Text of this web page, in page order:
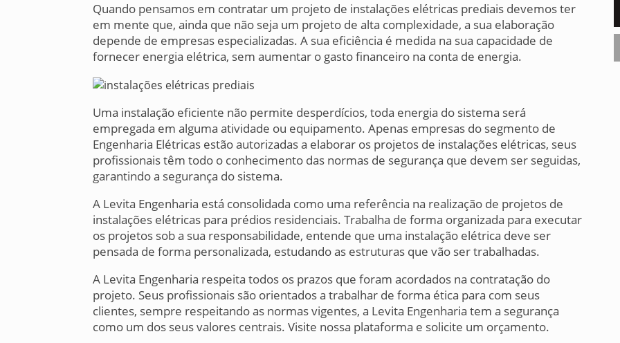
Quando pensamos em contratar um projeto de instalações elétricas prediais devemos ter
em mente que, ainda que não seja um projeto de alta complexidade, a sua elaboração
depende de empresas especializadas. A sua eficiência é medida na sua capacidade de
fornecer energia elétrica, sem aumentar o gasto financeiro na conta de energia.
Uma instalação eficiente não permite desperdícios, toda energia do sistema será
empregada em alguma atividade ou equipamento. Apenas empresas do segmento de
Engenharia Elétricas estão autorizadas a elaborar os projetos de instalações elétricas, seus
profissionais têm todo o conhecimento das normas de segurança que devem ser seguidas,
garantindo a segurança do sistema.
A Levita Engenharia está consolidada como uma referência na realização de projetos de
instalações elétricas para prédios residenciais. Trabalha de forma organizada para executar
os projetos sob a sua responsabilidade, entende que uma instalação elétrica deve ser
pensada de forma personalizada, estudando as estruturas que vão ser trabalhadas.
A Levita Engenharia respeita todos os prazos que foram acordados na contratação do
projeto. Seus profissionais são orientados a trabalhar de forma ética para com seus
clientes, sempre respeitando as normas vigentes, a Levita Engenharia tem a segurança
como um dos seus valores centrais. Visite nossa plataforma e solicite um orçamento.